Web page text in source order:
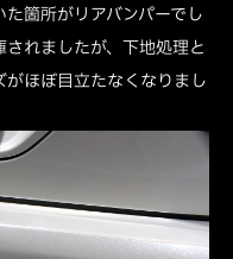
箇所がリアバンパーでし
れましたが、下地処理と
ほぼ目立たなくなりまし